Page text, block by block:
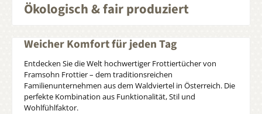
Ökologisch & fair produziert
Weicher Komfort für jeden Tag
Entdecken Sie die Welt hochwertiger Frottiertücher von
Framsohn Frottier – dem traditionsreichen
Familienunternehmen aus dem Waldviertel in Österreich. Die
perfekte Kombination aus Funktionalität, Stil und
Wohlfühlfaktor.